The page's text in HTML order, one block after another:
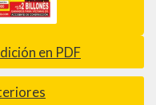
en PDF